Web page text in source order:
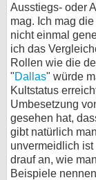
Ausstiegs- oder
mag. Ich mag
nicht einmal
ich das
Rollen wie die
"Dallas" würde
Kultstatus
Umbesetzung
gesehen hat,
gibt natürlich
unvermeidlich
drauf an, wie
Beispiele